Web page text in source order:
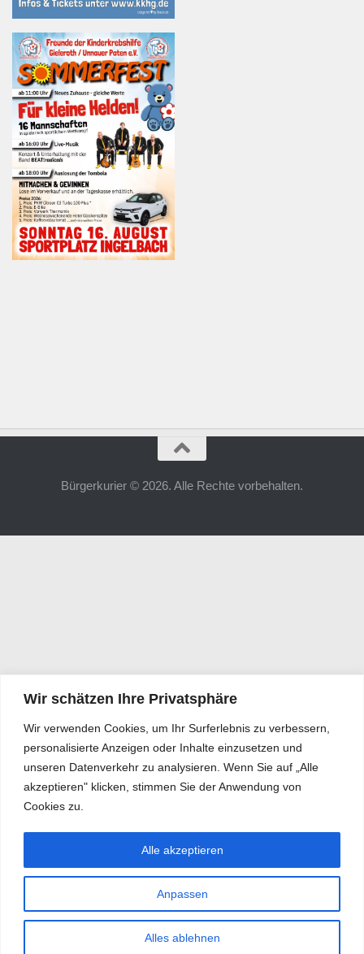
Wir schätzen Ihre Privatsphäre
Wir verwenden Cookies, um Ihr Surferlebnis zu verbessern,
personalisierte Anzeigen oder Inhalte einzusetzen und
unseren Datenverkehr zu analysieren. Wenn Sie auf „Alle
akzeptieren" klicken, stimmen Sie der Anwendung von
Cookies zu.
Anpassen
Alles ablehnen
Alle akzeptieren
Bürgerkurier © 2026. Alle Rechte vorbehalten.